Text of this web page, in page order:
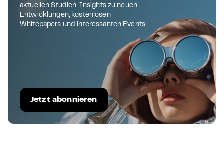
aktuellen Studien, Insights zu neuen
Entwicklungen, kostenlosen
Whitepapers und interessanten Events.
Jetzt abonnieren